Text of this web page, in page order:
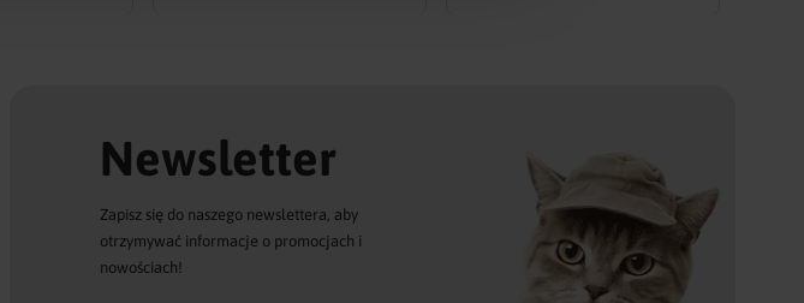
Newsletter
Zapisz się do naszego newslettera, aby
otrzymywać informacje o promocjach i
nowościach!